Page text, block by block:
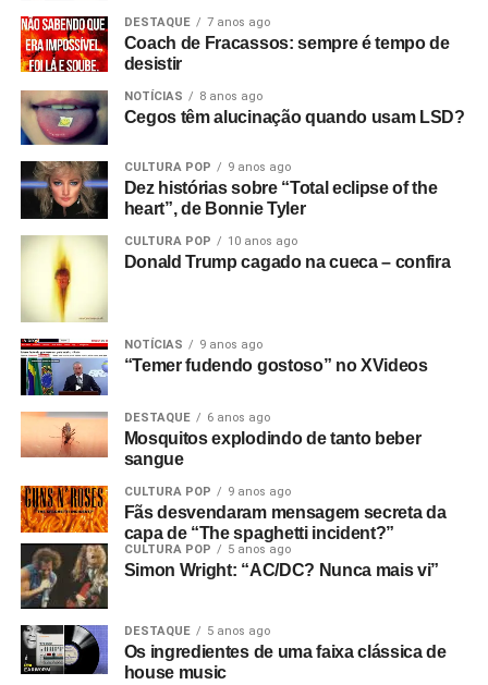
DESTAQUE 7 anos ago
Coach de Fracassos: sempre é tempo de
desistir
NOTÍCIAS 8 anos ago
Cegos têm alucinação quando usam LSD?
CULTURA POP 9 anos ago
Dez histórias sobre “Total eclipse of the
heart”, de Bonnie Tyler
CULTURA POP 10 anos ago
Donald Trump cagado na cueca – confira
NOTÍCIAS 9 anos ago
“Temer fudendo gostoso” no XVideos
DESTAQUE 6 anos ago
Mosquitos explodindo de tanto beber
sangue
CULTURA POP 9 anos ago
Fãs desvendaram mensagem secreta da
capa de “The spaghetti incident?”
CULTURA POP 5 anos ago
Simon Wright: “AC/DC? Nunca mais vi”
DESTAQUE 5 anos ago
Os ingredientes de uma faixa clássica de
house music